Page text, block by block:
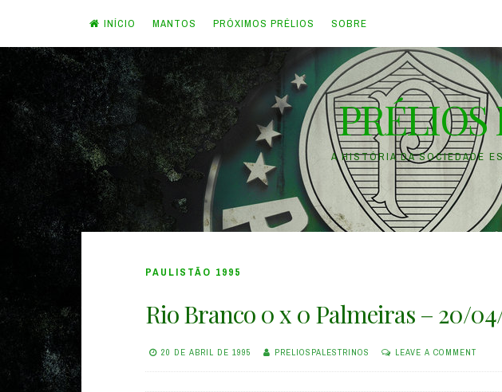
Skip
to
content
INÍCIO MANTOS PRÓXIMOS PRÉLIOS SOBRE
PRÉLIOS
A HISTÓRIA DA SOCIEDADE
PAULISTÃO 1995
Rio Branco 0 x 0 Palmeiras – 20/04/
20 DE ABRIL DE 1995 PRELIOSPALESTRINOS LEAVE A COMMENT